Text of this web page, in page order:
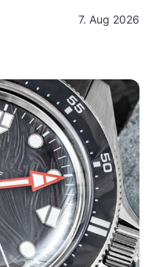
7. Aug 2026